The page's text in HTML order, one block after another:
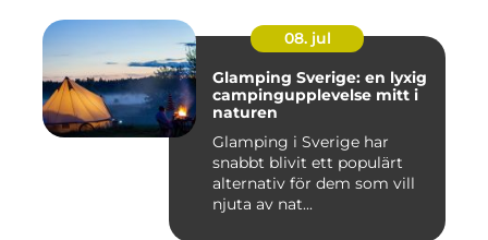
08. jul
Glamping Sverige: en lyxig
campingupplevelse mitt i
naturen
Glamping i Sverige har
snabbt blivit ett populärt
alternativ för dem som vill
njuta av nat...